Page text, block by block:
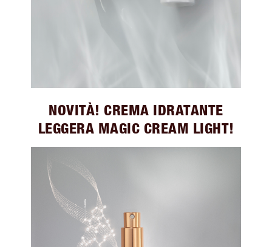
NOVITÀ! CREMA IDRATANTE
LEGGERA MAGIC CREAM LIGHT!